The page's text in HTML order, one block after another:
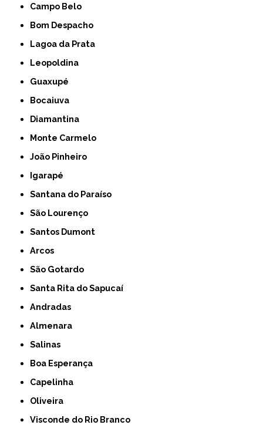
Campo Belo
Bom Despacho
Lagoa da Prata
Leopoldina
Guaxupé
Bocaiuva
Diamantina
Monte Carmelo
João Pinheiro
Igarapé
Santana do Paraíso
São Lourenço
Santos Dumont
Arcos
São Gotardo
Santa Rita do Sapucaí
Andradas
Almenara
Salinas
Boa Esperança
Capelinha
Oliveira
Visconde do Rio Branco